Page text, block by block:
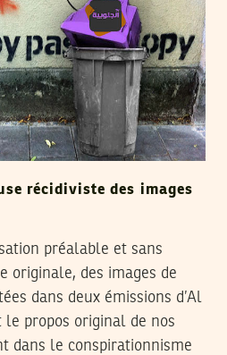
récidiviste des images
préalable et sans
originale, des images de
dans deux émissions d’Al
le propos original de nos
dans le conspirationnisme